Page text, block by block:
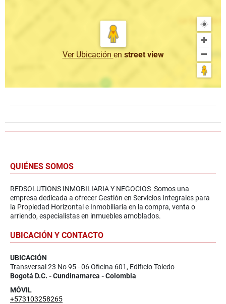
Ver Ubicación en street view
QUIÉNES SOMOS
REDSOLUTIONS INMOBILIARIA Y NEGOCIOS Somos una
empresa dedicada a ofrecer Gestión en Servicios Integrales para
la Propiedad Horizontal e Inmobiliaria en la compra, venta o
arriendo, especialistas en inmuebles amoblados.
UBICACIÓN Y CONTACTO
UBICACIÓN
Transversal 23 No 95 - 06 Oficina 601, Edificio Toledo
Bogotá D.C. - Cundinamarca - Colombia
MÓVIL
+573103258265